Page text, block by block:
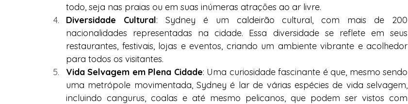
todo, seja nas praias ou em suas inúmeras atrações ao ar livre.
Diversidade Cultural: Sydney é um caldeirão cultural, com mais de 200
nacionalidades representadas na cidade. Essa diversidade se reflete em seus
restaurantes, festivais, lojas e eventos, criando um ambiente vibrante e acolhedor
para todos os visitantes.
Vida Selvagem em Plena Cidade: Uma curiosidade fascinante é que, mesmo sendo
uma metrópole movimentada, Sydney é lar de várias espécies de vida selvagem,
incluindo cangurus, coalas e até mesmo pelicanos, que podem ser vistos com